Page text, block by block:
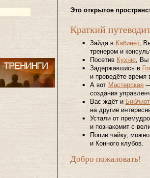
Это открытое
Краткий
Зайдя в Кабинет,
тренером и
Посетив Кухню ,
Задержавшись в
и проведёте время
А вот Мастерская
создания
Вас ждёт и
на другие
Устали от
и познакомит с
Попив чайку,
и Конного клубов.
Добро пожаловать!